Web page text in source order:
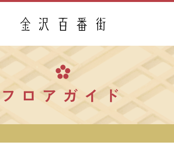
フロアガイド